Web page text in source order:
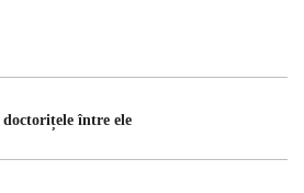
doctorițele între ele